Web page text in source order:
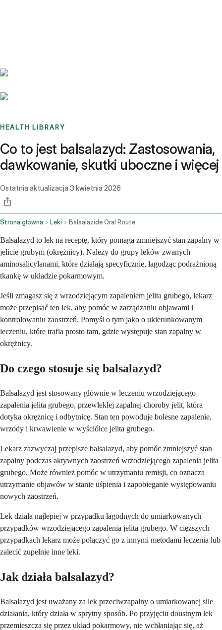
HEALTH LIBRARY
Co to jest balsalazyd: Zastosowania,
dawkowanie, skutki uboczne i więcej
Ostatnia aktualizacja 3 kwietnia 2026
Strona główna Leki Balsalazide Oral Route
Balsalazyd to lek na receptę, który pomaga zmniejszyć stan zapalny w
jelicie grubym (okrężnicy). Należy do grupy leków zwanych
aminosalicylanami, które działają specyficznie, łagodząc podrażnioną
tkankę w układzie pokarmowym.
Jeśli zmagasz się z wrzodziejącym zapaleniem jelita grubego, lekarz
może przepisać ten lek, aby pomóc w zarządzaniu objawami i
kontrolowaniu zaostrzeń. Pomyśl o tym jako o ukierunkowanym
leczeniu, które trafia prosto tam, gdzie występuje stan zapalny w
okrężnicy.
Do czego stosuje się balsalazyd?
Balsalazyd jest stosowany głównie w leczeniu wrzodziejącego
zapalenia jelita grubego, przewlekłej zapalnej choroby jelit, która
dotyka okrężnicę i odbytnicę. Stan ten powoduje bolesne zapalenie,
wrzody i krwawienie w wyściółce jelita grubego.
Lekarz zazwyczaj przepisze balsalazyd, aby pomóc zmniejszyć stan
zapalny podczas aktywnych zaostrzeń wrzodziejącego zapalenia jelita
grubego. Może również pomóc w utrzymaniu remisji, co oznacza
utrzymanie objawów w stanie uśpienia i zapobieganie występowaniu
nowych zaostrzeń.
Lek działa najlepiej w przypadku łagodnych do umiarkowanych
przypadków wrzodziejącego zapalenia jelita grubego. W cięższych
przypadkach lekarz może połączyć go z innymi metodami leczenia lub
zalecić zupełnie inne leki.
Jak działa balsalazyd?
Balsalazyd jest uważany za lek przeciwzapalny o umiarkowanej sile
działania, który działa w sprytny sposób. Po przyjęciu doustnym lek
przemieszcza się przez układ pokarmowy, nie wchłaniając się, aż